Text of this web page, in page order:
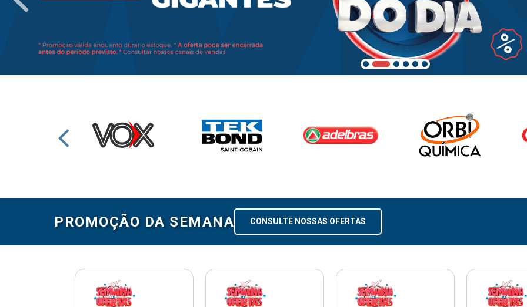
PROMOÇÃO DA SEMANA CONSULTE NOSSAS OFERTAS